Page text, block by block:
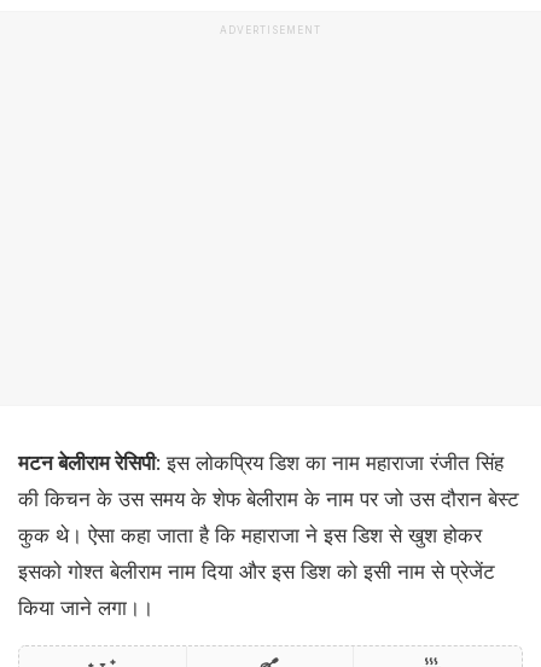
ADVERTISEMENT
मटन बेलीराम रेसिपी: इस लोकप्रिय डिश का नाम महाराजा रंजीत सिंह
की किचन के उस समय के शेफ बेलीराम के नाम पर जो उस दौरान बेस्ट
कुक थे। ऐसा कहा जाता है कि महाराजा ने इस डिश से खुश होकर
इसको गोश्त बेलीराम नाम दिया और इस डिश को इसी नाम से प्रेजेंट
किया जाने लगा।।